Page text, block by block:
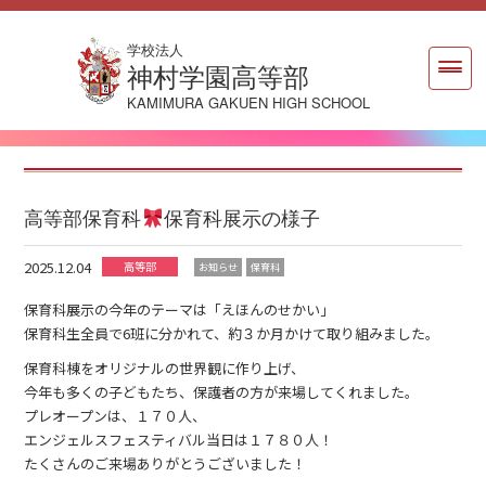
学校法人
神村学園高等部
KAMIMURA GAKUEN HIGH SCHOOL
高等部保育科 保育科展示の様子
2025.12.04 高等部 お知らせ 保育科
保育科展示の今年のテーマは「えほんのせかい」
保育科生全員で6班に分かれて、約３か月かけて取り組みました。
保育科棟をオリジナルの世界観に作り上げ、
今年も多くの子どもたち、保護者の方が来場してくれました。
プレオープンは、１７０人、
エンジェルスフェスティバル当日は１７８０人！
たくさんのご来場ありがとうございました！